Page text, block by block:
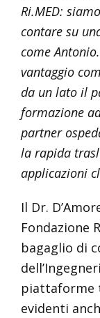
Ri.MED:
contare su
come
vantaggio
da un lato il
formazione
partner
la rapida
applicazioni
Il Dr.
Fondazione
bagaglio di
piattaforme
evidenti